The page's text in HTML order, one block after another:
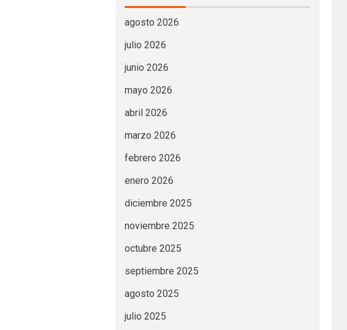
agosto 2026
julio 2026
junio 2026
mayo 2026
abril 2026
marzo 2026
febrero 2026
enero 2026
diciembre 2025
noviembre 2025
octubre 2025
septiembre 2025
agosto 2025
julio 2025